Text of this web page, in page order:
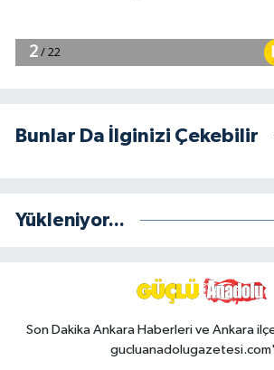
Bunlar Da İlginizi Çekebilir
Yükleniyor...
Son Dakika Ankara Haberleri ve Ankara